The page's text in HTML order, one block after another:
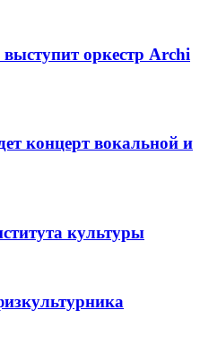
оркестр Archi
концерт вокальной и
культуры